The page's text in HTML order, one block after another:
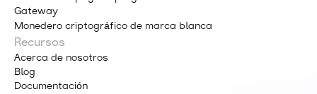
Gateway
Monedero criptográfico de marca blanca
Recursos
Acerca de nosotros
Blog
Documentación